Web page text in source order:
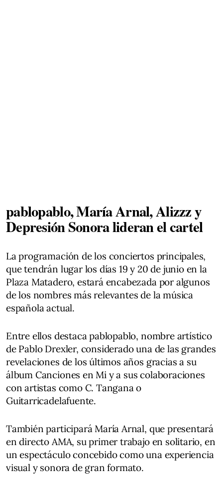
pablopablo, María Arnal, Alizzz y
Depresión Sonora lideran el cartel
La programación de los conciertos principales,
que tendrán lugar los días 19 y 20 de junio en la
Plaza Matadero, estará encabezada por algunos
de los nombres más relevantes de la música
española actual.
Entre ellos destaca pablopablo, nombre artístico
de Pablo Drexler, considerado una de las grandes
revelaciones de los últimos años gracias a su
álbum Canciones en Mi y a sus colaboraciones
con artistas como C. Tangana o
Guitarricadelafuente.
También participará María Arnal, que presentará
en directo AMA, su primer trabajo en solitario, en
un espectáculo concebido como una experiencia
visual y sonora de gran formato.